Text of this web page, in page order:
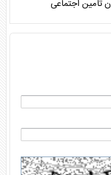
تامین اجتماعی